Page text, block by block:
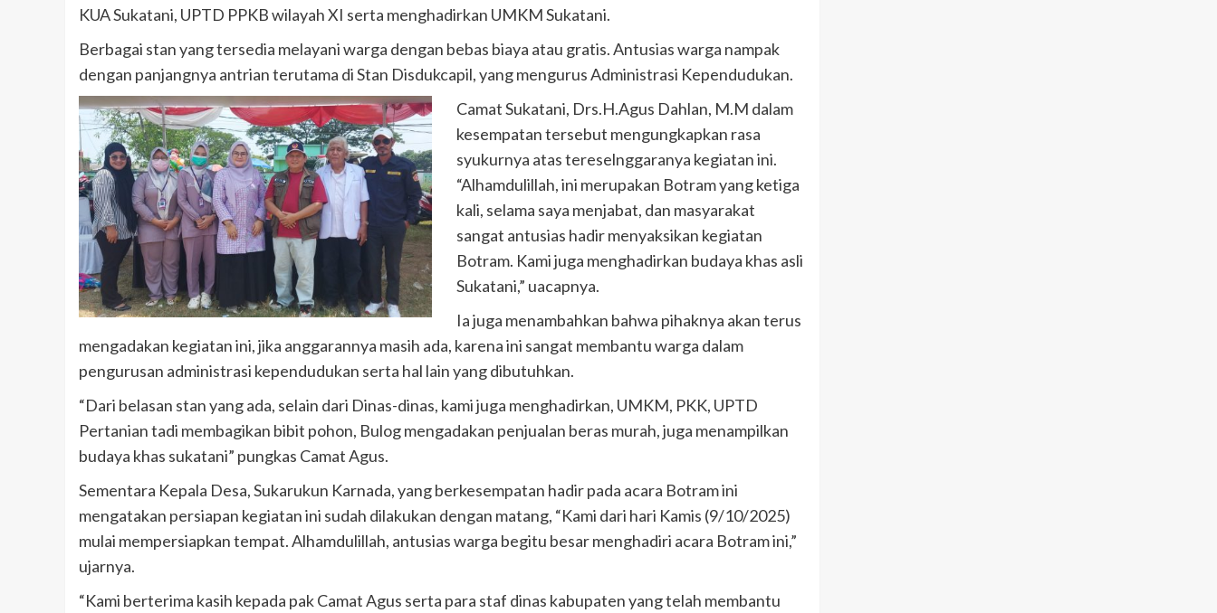
KUA Sukatani, UPTD PPKB wilayah XI serta menghadirkan UMKM Sukatani.
Berbagai stan yang tersedia melayani warga dengan bebas biaya atau gratis. Antusias warga nampak
dengan panjangnya antrian terutama di Stan Disdukcapil, yang mengurus Administrasi Kependudukan.
Camat Sukatani, Drs.H.Agus Dahlan, M.M dalam
kesempatan tersebut mengungkapkan rasa
syukurnya atas tereselnggaranya kegiatan ini.
“Alhamdulillah, ini merupakan Botram yang ketiga
kali, selama saya menjabat, dan masyarakat
sangat antusias hadir menyaksikan kegiatan
Botram. Kami juga menghadirkan budaya khas asli
Sukatani,” uacapnya.
Ia juga menambahkan bahwa pihaknya akan terus
mengadakan kegiatan ini, jika anggarannya masih ada, karena ini sangat membantu warga dalam
pengurusan administrasi kependudukan serta hal lain yang dibutuhkan.
“Dari belasan stan yang ada, selain dari Dinas-dinas, kami juga menghadirkan, UMKM, PKK, UPTD
Pertanian tadi membagikan bibit pohon, Bulog mengadakan penjualan beras murah, juga menampilkan
budaya khas sukatani” pungkas Camat Agus.
Sementara Kepala Desa, Sukarukun Karnada, yang berkesempatan hadir pada acara Botram ini
mengatakan persiapan kegiatan ini sudah dilakukan dengan matang, “Kami dari hari Kamis (9/10/2025)
mulai mempersiapkan tempat. Alhamdulillah, antusias warga begitu besar menghadiri acara Botram ini,”
ujarnya.
“Kami berterima kasih kepada pak Camat Agus serta para staf dinas kabupaten yang telah membantu